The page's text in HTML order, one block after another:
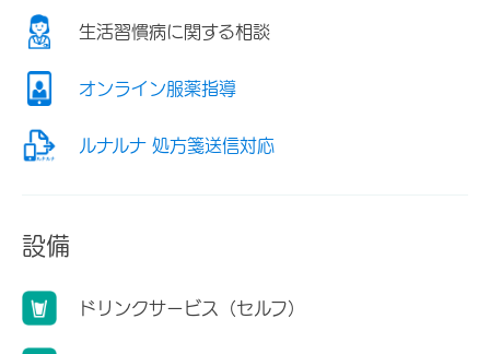
生活習慣病に関する相談
オンライン服薬指導
ルナルナ 処方箋送信対応
設備
ドリンクサービス（セルフ）